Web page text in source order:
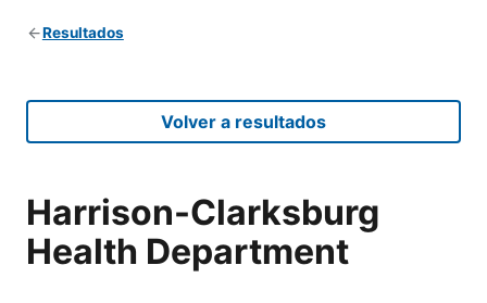
Resultados
Volver a resultados
Harrison-Clarksburg
Health Department